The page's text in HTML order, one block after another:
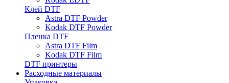
Клей DTF
Astra DTF Powder
Kodak DTF Powder
Пленка DTF
Astra DTF Film
Kodak DTF Film
DTF принтеры
Расходные материалы